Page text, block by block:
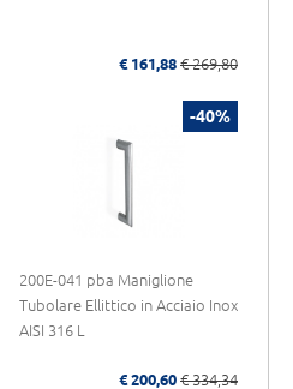
€ 161,88 € 269,80
-40%
200E-041 pba Maniglione
Tubolare Ellittico in Acciaio Inox
AISI 316 L
€ 200,60 € 334,34